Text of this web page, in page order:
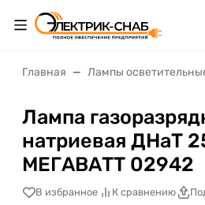
Главная Лампы
Лампа
натриевая ДНаТ
МЕГАВАТТ 02942
В избранное К сравнению